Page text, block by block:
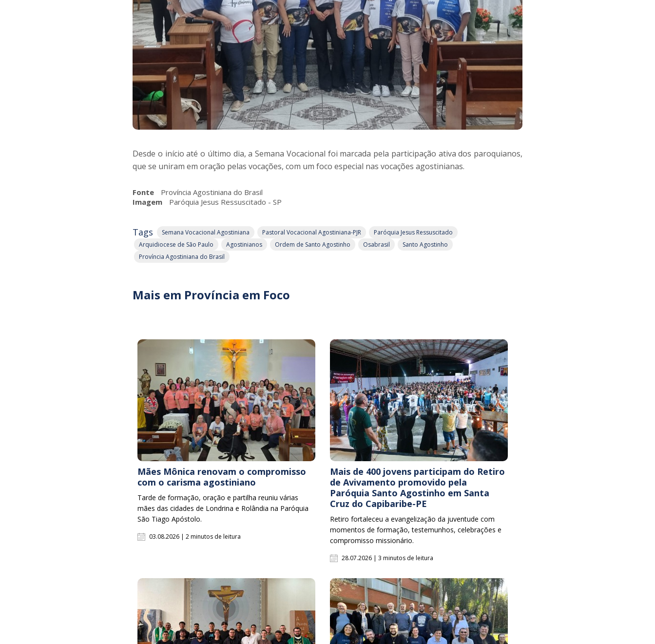
Desde o início até o último dia, a Semana Vocacional foi marcada pela participação ativa dos paroquianos,
que se uniram em oração pelas vocações, com um foco especial nas vocações agostinianas.
Fonte
Província Agostiniana do Brasil
Imagem
Paróquia Jesus Ressuscitado - SP
Tags Semana Vocacional Agostiniana Pastoral Vocacional Agostiniana-PJR
Paróquia Jesus Ressuscitado
Arquidiocese de São Paulo
Agostinianos Ordem de Santo Agostinho Osabrasil
Santo Agostinho
Província Agostiniana do Brasil
Mais em Província em Foco
Mães Mônica renovam o compromisso
com o carisma agostiniano
Tarde de formação, oração e partilha reuniu várias
mães das cidades de Londrina e Rolândia na Paróquia
São Tiago Apóstolo.
03.08.2026 | 2 minutos de leitura
Mais de 400 jovens participam do Retiro
de Avivamento promovido pela
Paróquia Santo Agostinho em Santa
Cruz do Capibaribe-PE
Retiro fortaleceu a evangelização da juventude com
momentos de formação, testemunhos, celebrações e
compromisso missionário.
28.07.2026 | 3 minutos de leitura